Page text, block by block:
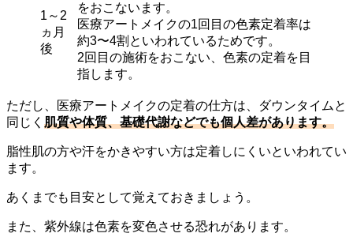
1～2
ヵ月
後
をおこないます。
医療アートメイクの1回目の色素定着率は
約3〜4割といわれているためです。
2回目の施術をおこない、色素の定着を目
指します。
ただし、医療アートメイクの定着の仕方は、ダウンタイムと
同じく 肌質や体質、基礎代謝などでも個人差があります。
脂性肌の方や汗をかきやすい方は定着しにくいといわれてい
ます。
あくまでも目安として覚えておきましょう。
また、紫外線は色素を変色させる恐れがあります。